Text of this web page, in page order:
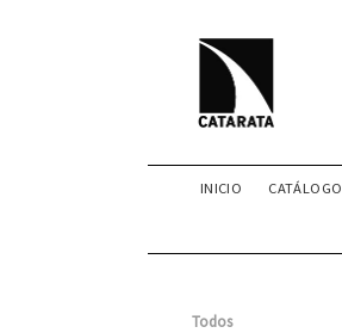
INICIO CATÁLOGO
Todos